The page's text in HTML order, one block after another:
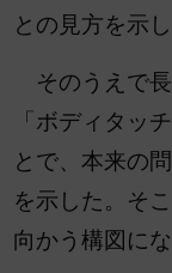
との見方を示し
そのうえで
「ボディタッ
とで、本来の
を示した。そ
向かう構図に